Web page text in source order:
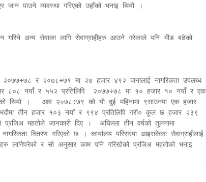
जान पाउने व्यवस्था गरिएको उहाँको भनाइ थियोे ।
गरिने अन्य सेवाका लागि सेवाग्राहीहरु आउने गरेकाले पनि भीड बढेको
२०७७÷७८ र २०७८÷७९ मा २७ हजार ४९२ जनालाई नागरिकता उपलब्ध
८०८ नयाँ र ५५२ प्रतिलिपि  २०७७÷७८ मा १० हजार १० नयाँ र एक
थियो ।   आव २०७८÷७९ को यो दुई महिनामा ९साउनमा एक हजार
तीन हजार १०३ नयाँ र ९९४ प्रतिलिपि गरी० कूल छ हजार २३९
प्रजिअ महतोले जानकारी दिए ।  अघिल्ला तीन वर्षको तुलनामा
वितरण गरिएको छ । कार्यालय परिसरमा आइसकेका सेवाग्राहीलाई
लागिपरेको र सो अनुसार काम पनि गरिरहेको प्रजिअ महतोको भनाइ